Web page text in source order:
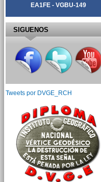
EA1FE - VGBU-149
SIGUENOS
Tweets por DVGE_RCH